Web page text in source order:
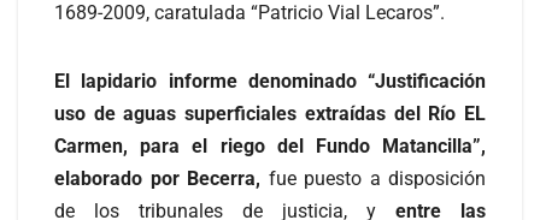
1689-2009, caratulada “Patricio Vial Lecaros”.
El lapidario informe denominado “Justificación
uso de aguas superficiales extraídas del Río EL
Carmen, para el riego del Fundo Matancilla”,
elaborado por Becerra, fue puesto a disposición
de los tribunales de justicia, y entre las